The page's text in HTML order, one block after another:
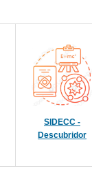
SIDECC -
Descubridor